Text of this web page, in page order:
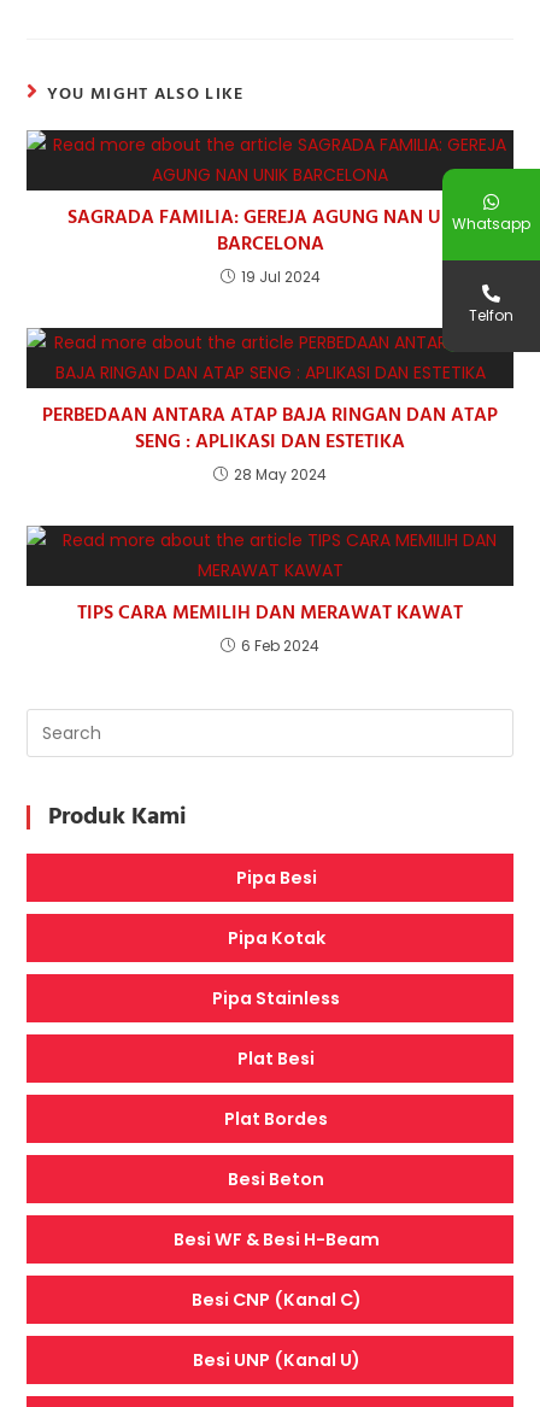
YOU MIGHT ALSO LIKE
SAGRADA FAMILIA: GEREJA AGUNG NAN UNIK
BARCELONA
19 Jul 2024
PERBEDAAN ANTARA ATAP BAJA RINGAN DAN ATAP
SENG : APLIKASI DAN ESTETIKA
28 May 2024
TIPS CARA MEMILIH DAN MERAWAT KAWAT
6 Feb 2024
Produk Kami
Pipa Besi
Pipa Kotak
Pipa Stainless
Plat Besi
Plat Bordes
Besi Beton
Besi WF & Besi H-Beam
Besi CNP (Kanal C)
Besi UNP (Kanal U)
Whatsapp
Telfon